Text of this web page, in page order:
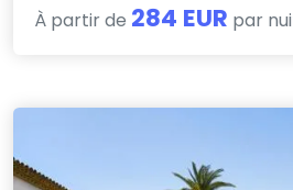
À partir de 284 EUR par